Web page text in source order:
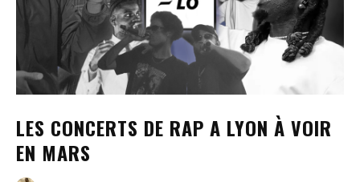
LES CONCERTS DE RAP A LYON À VOIR
EN MARS